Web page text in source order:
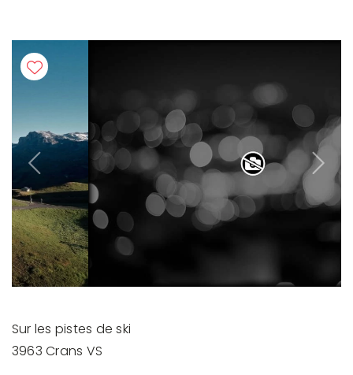
Previous Next
Sur les pistes de ski
3963 Crans VS